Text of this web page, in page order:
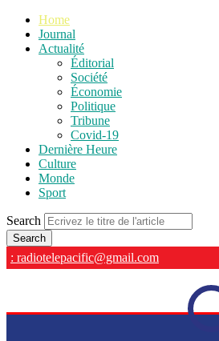
Home
Journal
Actualité
Éditorial
Société
Économie
Politique
Tribune
Covid-19
Dernière Heure
Culture
Monde
Sport
Search
: radiotelepacific@gmail.com